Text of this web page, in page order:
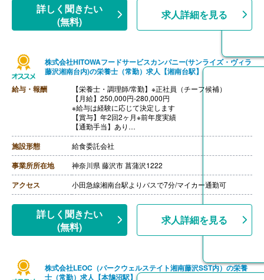
詳しく聞きたい
(無料)
求人詳細を見る
株式会社HITOWAフードサービスカンパニー(サンライズ・ヴィラ
藤沢湘南台内)の栄養士（常勤）求人【湘南台駅】
給与・報酬
【栄養士・調理師/常勤】※正社員（チーフ候補）
【月給】250,000円-280,000円
※給与は経験に応じて決定します
【賞与】年2回2ヶ月※前年度実績
【通勤手当】あり
※公共交通機関:上限30,000円/月
※マイカー通勤:片道2km以上（ガソリン代は規定内支
給）
【昇給】あり（年1回）
【退職金】あり（会社規定による）
施設形態 給食委託会社
事業所所在地 神奈川県 藤沢市 菖蒲沢1222
アクセス 小田急線湘南台駅よりバスで7分/マイカー通勤可
詳しく聞きたい
(無料)
求人詳細を見る
株式会社LEOC（パークウェルステイト湘南藤沢SST内）の栄養
士（常勤）求人【本鵠沼駅】